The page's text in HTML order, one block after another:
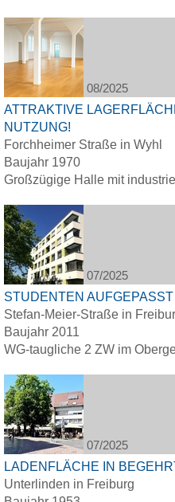
08/2025
ATTRAKTIVE
NUTZUNG!
Forchheimer Straße in Wyhl
Baujahr 1970
Großzügige Halle mit
07/2025
STUDENTEN
Stefan-Meier-Straße in
Baujahr 2011
WG-taugliche 2 ZW im
07/2025
LADENFLÄCHE IN
Unterlinden in Freiburg